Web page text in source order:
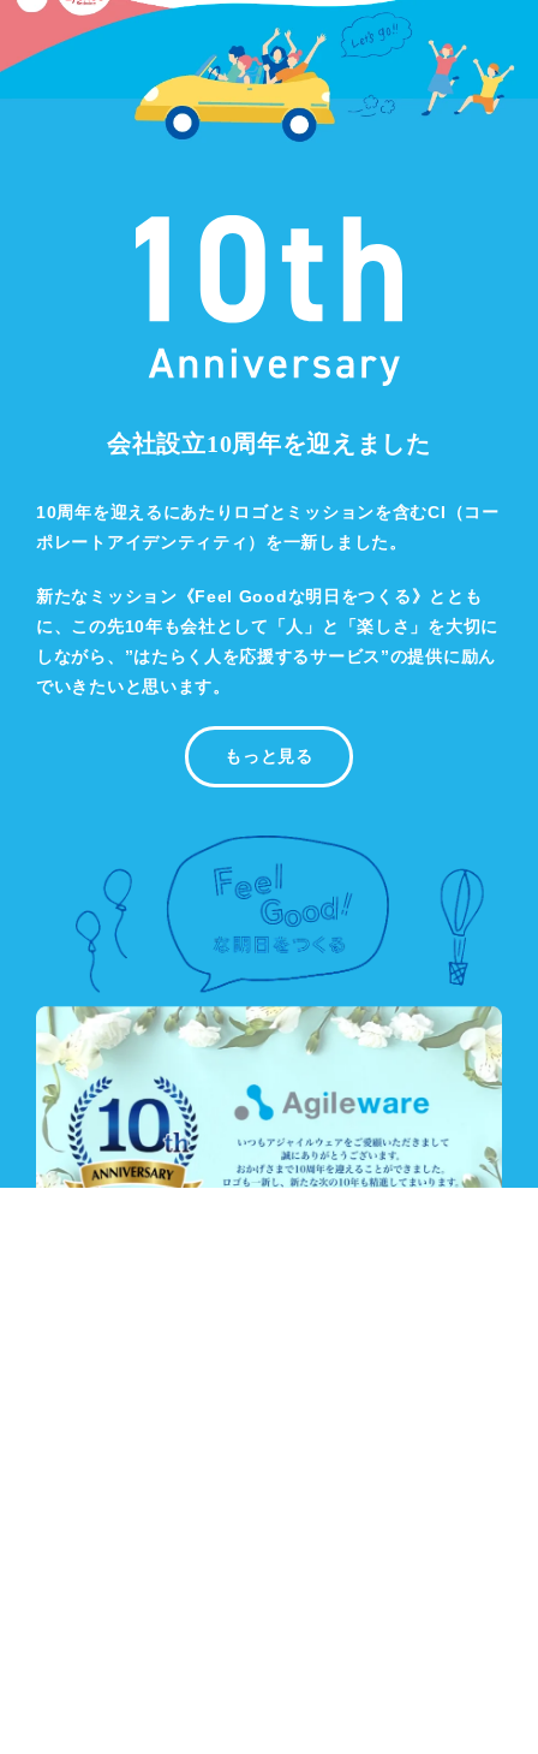
会社設立10周年を迎えました
10周年を迎えるにあたりロゴとミッションを含むCI（コー
ポレートアイデンティティ）を一新しました。
新たなミッション《Feel Goodな明日をつくる》ととも
に、この先10年も会社として「人」と「楽しさ」を大切に
しながら、”はたらく人を応援するサービス”の提供に励ん
でいきたいと思います。
もっと見る